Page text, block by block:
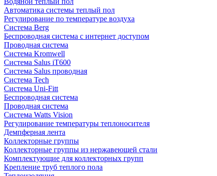
Автоматика системы теплый пол
Регулирование по температуре воздуха
Система Berg
Беспроводная система с интернет доступом
Проводная система
Система Kromwell
Система Salus iT600
Система Salus проводная
Система Tech
Система Uni-Fitt
Беспроводная система
Проводная система
Система Watts Vision
Регулирование температуры теплоносителя
Демпферная лента
Коллекторные группы
Коллекторные группы из нержавеющей стали
Комплектующие для коллекторных групп
Крепление труб теплого пола